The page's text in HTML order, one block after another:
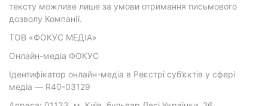
тексту можливе лише за умови отримання письмового
дозволу Компанії.
ТОВ «ФОКУС МЕДІА»
Онлайн-медіа ФОКУС
Ідентифікатор онлайн-медіа в Реєстрі суб’єктів у сфері
медіа — R40-03129